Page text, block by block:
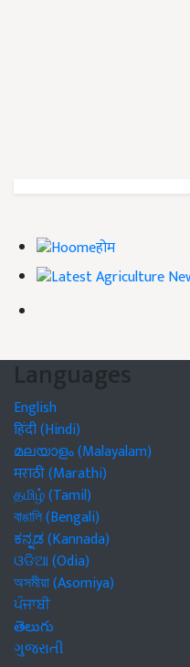
होम
Languages
English
हिंदी (Hindi)
മലയാളം (Malayalam)
मराठी (Marathi)
தமிழ் (Tamil)
বাঙালি (Bengali)
ಕನ್ನಡ (Kannada)
ଓଡିଆ (Odia)
অসমীয়া (Asomiya)
ਪੰਜਾਬੀ
తెలుగు
ગુજરાતી